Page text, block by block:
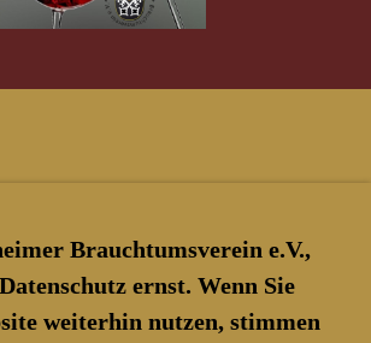
Brauchtumsverein e.V.,
ernst. Wenn Sie
weiterhin nutzen, stimmen